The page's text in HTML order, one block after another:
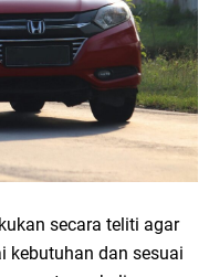
secara teliti agar
kebutuhan dan sesuai